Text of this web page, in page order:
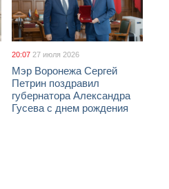
20:07 27 июля 2026
Мэр Воронежа Сергей
Петрин поздравил
губернатора Александра
Гусева с днем рождения